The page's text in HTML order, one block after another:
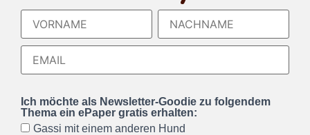
Ich möchte als Newsletter-Goodie zu folgendem
Thema ein ePaper gratis erhalten:
Gassi mit einem anderen Hund